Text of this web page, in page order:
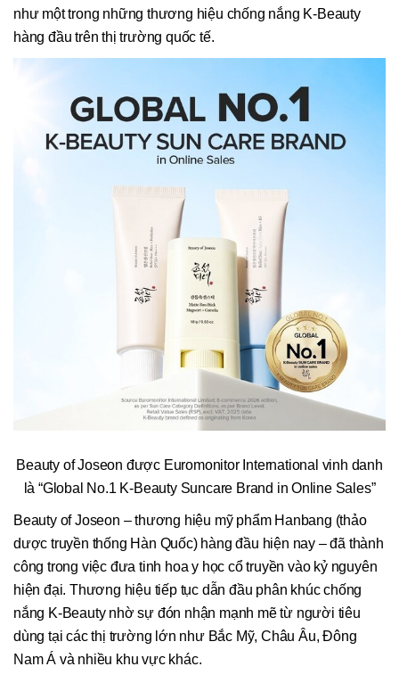
như một trong những thương hiệu chống nắng K-Beauty
hàng đầu trên thị trường quốc tế.
Beauty of Joseon được Euromonitor International vinh danh
là “Global No.1 K-Beauty Suncare Brand in Online Sales”
Beauty of Joseon – thương hiệu mỹ phẩm Hanbang (thảo
dược truyền thống Hàn Quốc) hàng đầu hiện nay – đã thành
công trong việc đưa tinh hoa y học cổ truyền vào kỷ nguyên
hiện đại. Thương hiệu tiếp tục dẫn đầu phân khúc chống
nắng K-Beauty nhờ sự đón nhận mạnh mẽ từ người tiêu
dùng tại các thị trường lớn như Bắc Mỹ, Châu Âu, Đông
Nam Á và nhiều khu vực khác.